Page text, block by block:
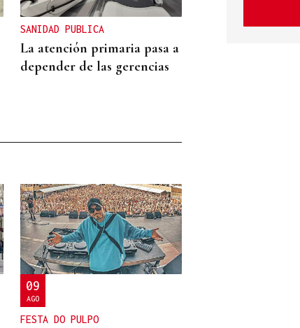
SANIDAD PUBLICA
La atención primaria pasa a
depender de las gerencias
09
AGO
FESTA DO PULPO